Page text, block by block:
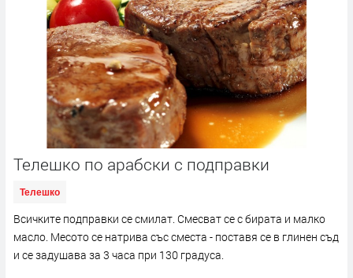
Телешко по арабски с подправки
Телешко
Всичките подправки се смилат. Смесват се с бирата и малко
масло. Месото се натрива със сместа - поставя се в глинен съд
и се задушава за 3 часа при 130 градуса.